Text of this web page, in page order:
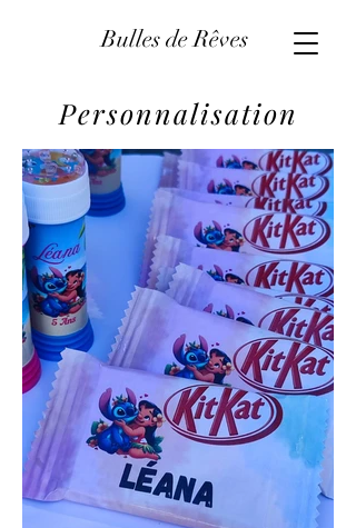
Bulles de Rêves
Personnalisation